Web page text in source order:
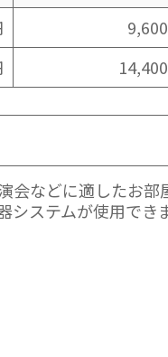
などに適したお部
ステムが使用でき